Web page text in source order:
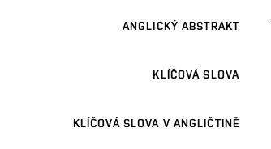
ANGLICKÝ ABSTRAKT
KLÍČOVÁ SLOVA
KLÍČOVÁ SLOVA V ANGLIČTINĚ